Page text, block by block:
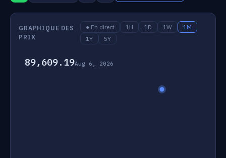
GRAPHIQUE DES
PRIX
● En direct 1H 1D 1W
1M
1Y
5Y
89,609.19Aug 6, 2026